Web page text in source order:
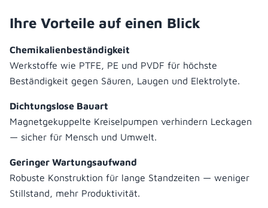
Ihre Vorteile auf einen Blick
Chemikalienbeständigkeit
Werkstoffe wie PTFE, PE und PVDF für höchste
Beständigkeit gegen Säuren, Laugen und Elektrolyte.
Dichtungslose Bauart
Magnetgekuppelte Kreiselpumpen verhindern Leckagen
— sicher für Mensch und Umwelt.
Geringer Wartungsaufwand
Robuste Konstruktion für lange Standzeiten — weniger
Stillstand, mehr Produktivität.